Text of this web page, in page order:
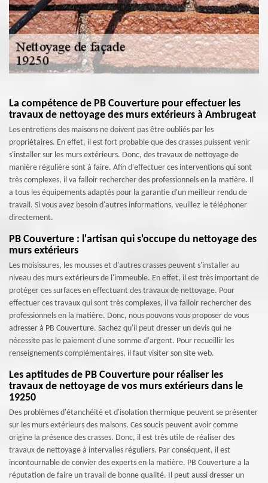
La compétence de PB Couverture pour effectuer les
travaux de nettoyage des murs extérieurs à Ambrugeat
Les entretiens des maisons ne doivent pas être oubliés par les
propriétaires. En effet, il est fort probable que des crasses puissent venir
s'installer sur les murs extérieurs. Donc, des travaux de nettoyage de
manière régulière sont à faire. Afin d'effectuer ces interventions qui sont
très complexes, il va falloir rechercher des professionnels en la matière. Il
a tous les équipements adaptés pour la garantie d'un meilleur rendu de
travail. Si vous avez besoin d'autres informations, veuillez le téléphoner
directement.
PB Couverture : l'artisan qui s'occupe du nettoyage des
murs extérieurs
Les moisissures, les mousses et d'autres crasses peuvent s'installer au
niveau des murs extérieurs de l'immeuble. En effet, il est très important de
protéger ces surfaces en effectuant des travaux de nettoyage. Pour
effectuer ces travaux qui sont très complexes, il va falloir rechercher des
professionnels en la matière. Donc, nous pouvons vous proposer de vous
adresser à PB Couverture. Sachez qu'il peut dresser un devis qui ne
nécessite pas le paiement d'une somme d'argent. Pour recueillir les
renseignements complémentaires, il faut visiter son site web.
Les aptitudes de PB Couverture pour réaliser les
travaux de nettoyage de vos murs extérieurs dans le
19250
Des problèmes d'étanchéité et d'isolation thermique peuvent se présenter
sur les murs extérieurs des maisons. Ces soucis peuvent avoir comme
origine la présence des crasses. Donc, il est très utile de réaliser des
travaux de nettoyage à intervalles réguliers. Par conséquent, il est
incontournable de convier des experts en la matière. PB Couverture a la
réputation de faire un travail de bonne qualité. Il peut aussi dresser un